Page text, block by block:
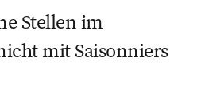
Stellen im
mit Saisonniers